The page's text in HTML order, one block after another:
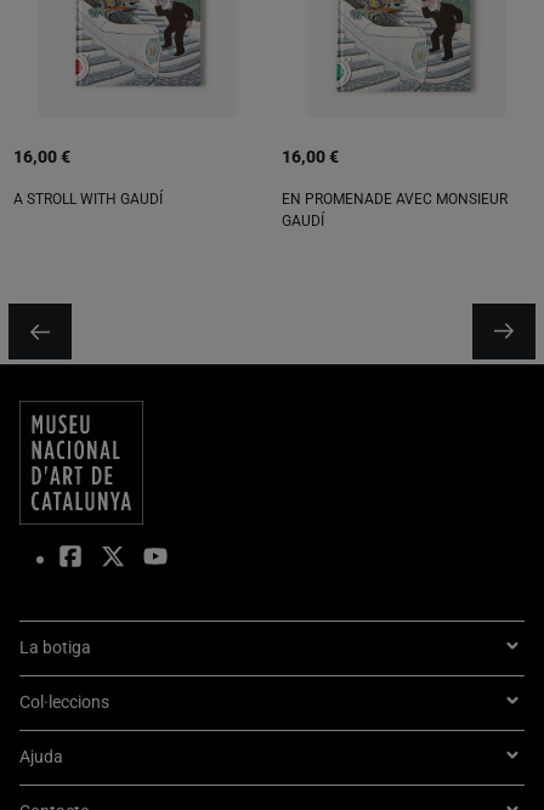
16,00 €
A STROLL WITH GAUDÍ
16,00 €
EN PROMENADE AVEC MONSIEUR
GAUDÍ
La botiga
Col·leccions
Ajuda